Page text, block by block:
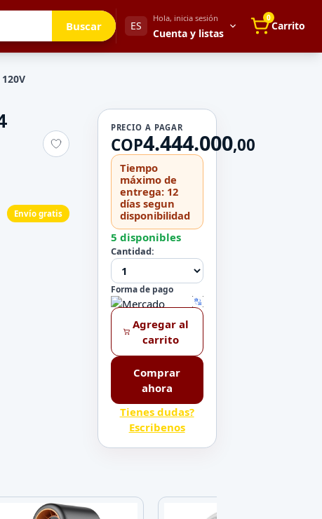
Buscar ES
Hola, inicia sesión
Cuenta y listas
para después
Mis direcciones
Mis pedidos
Métodos de pago
Mi perfil
Configuración
0
Carrito
Envío gratis
PRECIO A PAGAR
COP4.444.000,00
Tiempo
máximo de
entrega: 12
días segun
disponibilidad
5 disponibles
Cantidad:
Forma de pago
Agregar al
carrito
Comprar
ahora
Tienes dudas?
Escribenos